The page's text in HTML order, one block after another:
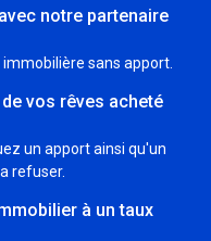
notre partenaire
sans apport.
vos rêves acheté
un apport ainsi qu'un
refuser.
à un taux